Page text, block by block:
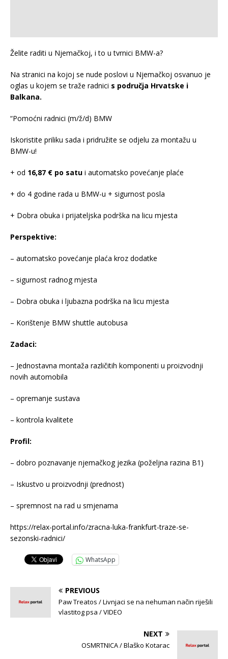
Želite raditi u Njemačkoj, i to u tvrnici BMW-a?
Na stranici na kojoj se nude poslovi u Njemačkoj osvanuo je
oglas u kojem se traže radnici s područja Hrvatske i
Balkana.
“Pomoćni radnici (m/ž/d) BMW
Iskoristite priliku sada i pridružite se odjelu za montažu u
BMW-u!
+ od 16,87 € po satu i automatsko povećanje plaće
+ do 4 godine rada u BMW-u + sigurnost posla
+ Dobra obuka i prijateljska podrška na licu mjesta
Perspektive:
– automatsko povećanje plaća kroz dodatke
– sigurnost radnog mjesta
– Dobra obuka i ljubazna podrška na licu mjesta
– Korištenje BMW shuttle autobusa
Zadaci:
– Jednostavna montaža različitih komponenti u proizvodnji
novih automobila
– opremanje sustava
– kontrola kvalitete
Profil:
– dobro poznavanje njemačkog jezika (poželjna razina B1)
– Iskustvo u proizvodnji (prednost)
– spremnost na rad u smjenama
https://relax-portal.info/zracna-luka-frankfurt-traze-se-
sezonski-radnici/
WhatsApp
PREVIOUS
Paw Treatos / Livnjaci se na nehuman način riješili
vlastitog psa / VIDEO
NEXT
OSMRTNICA / Blaško Kotarac